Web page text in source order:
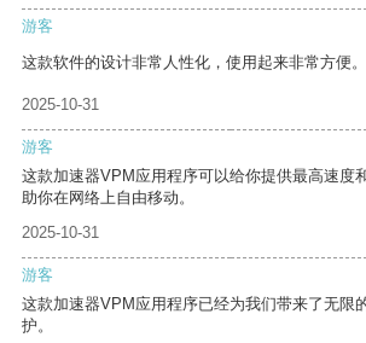
游客
这款软件的设计非常人性化，使用起来非常方便。
2025-10-31
游客
这款加速器VPM应用程序可以给你提供最高速度
助你在网络上自由移动。
2025-10-31
游客
这款加速器VPM应用程序已经为我们带来了无限
护。